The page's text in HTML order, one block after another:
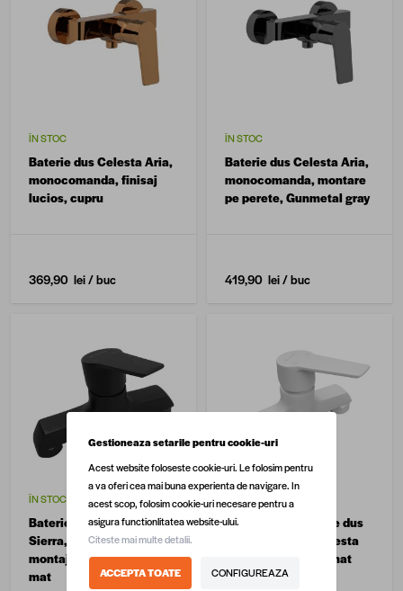
ÎN STOC
Baterie dus Celesta Aria,
monocomanda, finisaj
lucios, cupru
369,90 lei/ buc
ÎN STOC
Baterie dus Celesta Aria,
monocomanda, montare
pe perete, Gunmetal gray
419,90 lei/ buc
ÎN STOC
Baterie dus Celesta
Sierra, monocomanda,
montaj pe perete, negru
mat
ÎN STOC
Robinet / Baterie de dus
monocomanda Celesta
Sierra, alama, alb mat
Gestioneaza setarile pentru cookie-uri
Acest website foloseste cookie-uri. Le folosim pentru
a va oferi cea mai buna experienta de navigare. In
acest scop, folosim cookie-uri necesare pentru a
asigura functionlitatea website-ului.
Citeste mai multe detalii.
ACCEPTA TOATE CONFIGUREAZA